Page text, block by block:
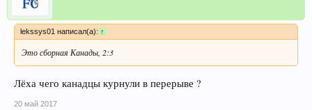
lekssys01 написал(а):↑
Это сборная Канады, 2:3
Лёха чего канадцы курнули в перерыве ?
20 май 2017